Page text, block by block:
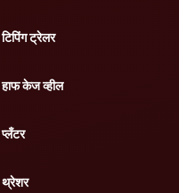
टिपिंग ट्रेलर
हाफ केज व्हील
प्लँटर
थ्रेशर